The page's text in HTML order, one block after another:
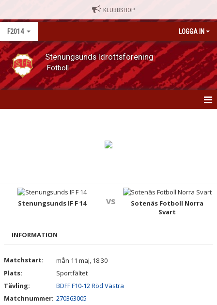
KLUBBSHOP
F2014 LOGGA IN
Stenungsunds Idrottsförening
Fotboll
TRUPPEN
DOKUMENT
KONTAKT
Stenungsunds IF F 14 vs
Sotenäs Fotboll Norra
Svart
INFORMATION
Matchstart:
mån 11 maj, 18:30
Plats:
Sportfältet
Tävling:
BDFF F10-12 Röd Västra
Matchnummer: 270363005